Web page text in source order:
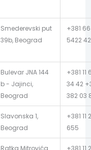
Smederevski put
39b, Beograd
+381 66
5422
Bulevar JNA 144
b - Jajinci,
Beograd
+381 11
34 42
382 03
Slavonska 1,
Beograd
+381 11
655
Ratka Mitrovića
+381 11